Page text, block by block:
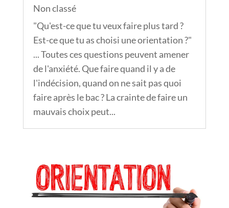
Non classé
"Qu'est-ce que tu veux faire plus tard ?
Est-ce que tu as choisi une orientation ?"
... Toutes ces questions peuvent amener
de l'anxiété. Que faire quand il y a de
l'indécision, quand on ne sait pas quoi
faire après le bac ? La crainte de faire un
mauvais choix peut...